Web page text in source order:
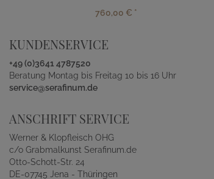
760,00 € *
KUNDENSERVICE
+49 (0)3641 4787520
Beratung Montag bis Freitag 10 bis 16 Uhr
service@serafinum.de
ANSCHRIFT SERVICE
Werner & Klopfleisch OHG
c/o Grabmalkunst Serafinum.de
Otto-Schott-Str. 24
DE-07745 Jena - Thüringen